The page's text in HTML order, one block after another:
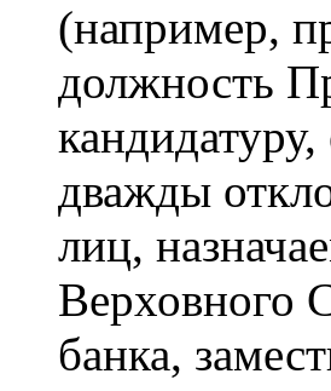
(например,
должность
дважды
лиц,
Верховного
банка,